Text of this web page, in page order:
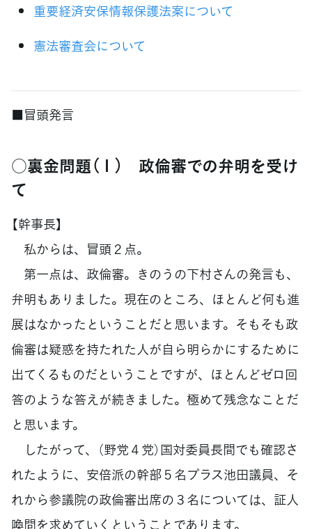
重要経済安保情報保護法案について
憲法審査会について
■冒頭発言
○裏金問題（１） 政倫審での弁明を受け
て
【幹事長】
私からは、冒頭２点。
第一点は、政倫審。きのうの下村さんの発言も、
弁明もありました。現在のところ、ほとんど何も進
展はなかったということだと思います。そもそも政
倫審は疑惑を持たれた人が自ら明らかにするために
出てくるものだということですが、ほとんどゼロ回
答のような答えが続きました。極めて残念なことだ
と思います。
したがって、（野党４党）国対委員長間でも確認さ
れたように、安倍派の幹部５名プラス池田議員、そ
れから参議院の政倫審出席の３名については、証人
喚問を求めていくということであります。